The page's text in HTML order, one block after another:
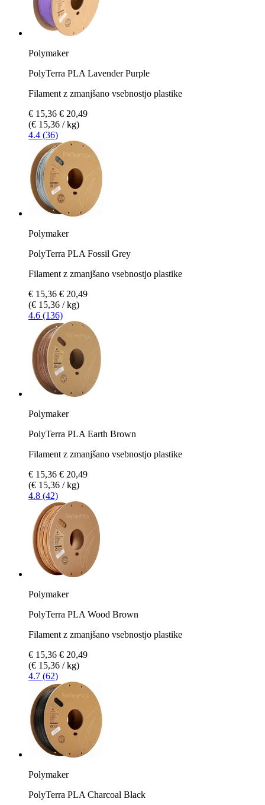
Polymaker
PolyTerra PLA Lavender Purple
Filament z zmanjšano vsebnostjo plastike
€ 15,36 € 20,49
(€ 15,36 / kg)
4.4 (36)
Polymaker
PolyTerra PLA Fossil Grey
Filament z zmanjšano vsebnostjo plastike
€ 15,36 € 20,49
(€ 15,36 / kg)
4.6 (136)
Polymaker
PolyTerra PLA Earth Brown
Filament z zmanjšano vsebnostjo plastike
€ 15,36 € 20,49
(€ 15,36 / kg)
4.8 (42)
Polymaker
PolyTerra PLA Wood Brown
Filament z zmanjšano vsebnostjo plastike
€ 15,36 € 20,49
(€ 15,36 / kg)
4.7 (62)
Polymaker
PolyTerra PLA Charcoal Black